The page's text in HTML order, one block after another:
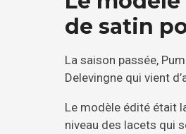
de satin
La saison passée,
Delevingne qui vient
Le modèle édité était
niveau des lacets qui